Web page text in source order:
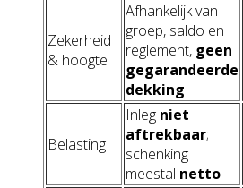
Zekerheid
& hoogte
Afhankelijk van
groep, saldo en
reglement, geen
gegarandeerde
dekking
Belasting
Inleg niet
aftrekbaar;
schenking
meestal netto